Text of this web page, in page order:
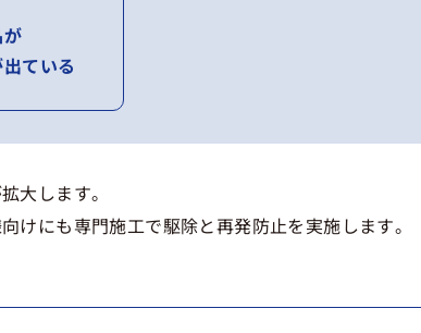
ている
大します。
けにも専門施工で駆除と再発防止を実施します。